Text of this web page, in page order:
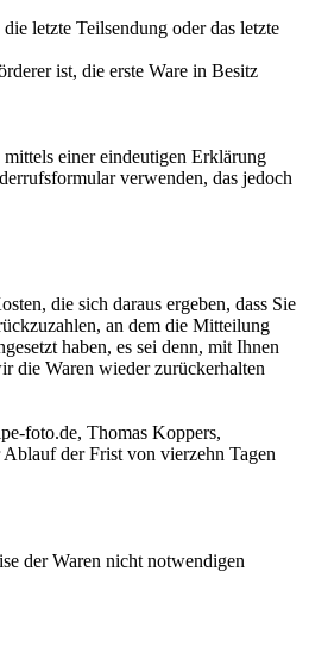
letzte Teilsendung oder das letzte
ist, die erste Ware in Besitz
mittels einer eindeutigen Erklärung
verwenden, das jedoch
die sich daraus ergeben, dass Sie
an dem die Mitteilung
haben, es sei denn, mit Ihnen
die Waren wieder zurückerhalten
foto.de, Thomas Koppers,
der Frist von vierzehn Tagen
der Waren nicht notwendigen